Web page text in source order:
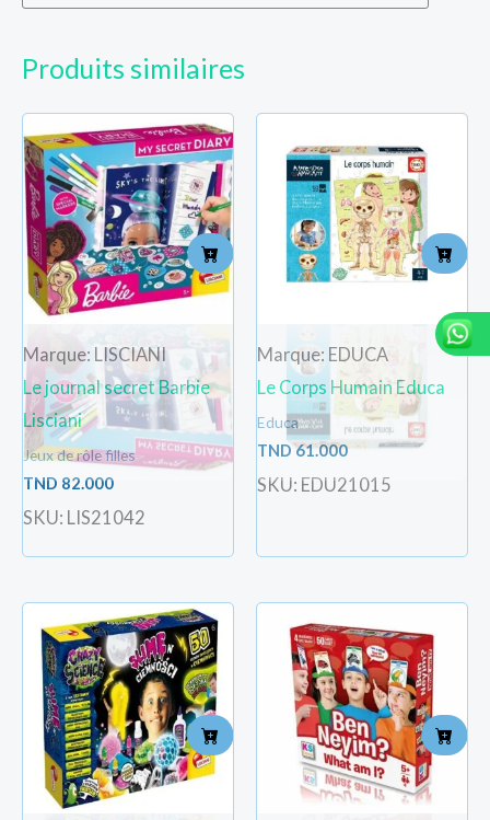
Produits similaires
Marque: LISCIANI
Le journal secret Barbie
Lisciani
Jeux de rôle filles
TND 82.000
SKU: LIS21042
Marque: EDUCA
Le Corps Humain Educa
Educa
TND61.000
SKU: EDU21015